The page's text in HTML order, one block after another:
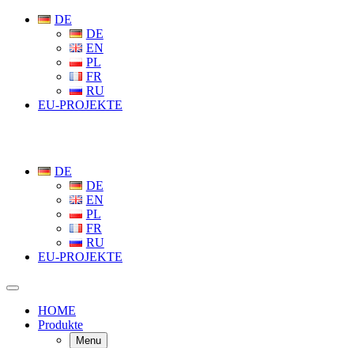
DE
DE
EN
PL
FR
RU
EU-PROJEKTE
DE
DE
EN
PL
FR
RU
EU-PROJEKTE
HOME
Produkte
Menu